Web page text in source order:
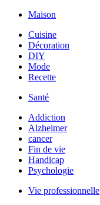
Maison
Cuisine
Décoration
DIY
Mode
Recette
Santé
Addiction
Alzheimer
cancer
Fin de vie
Handicap
Psychologie
Vie professionnelle